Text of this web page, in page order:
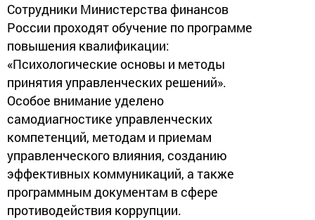
Сотрудники Министерства финансов
России проходят обучение по программе
повышения квалификации:
«Психологические основы и методы
принятия управленческих решений».
Особое внимание уделено
самодиагностике управленческих
компетенций, методам и приемам
управленческого влияния, созданию
эффективных коммуникаций, а также
программным документам в сфере
противодействия коррупции.